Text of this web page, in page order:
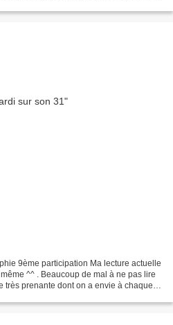
9ème participation Ma lecture actuelle
^^ . Beaucoup de mal à ne pas lire
très prenante dont on a envie à chaque